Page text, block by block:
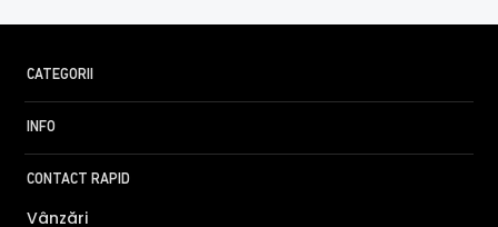
CATEGORII
INFO
CONTACT RAPID
Vânzări